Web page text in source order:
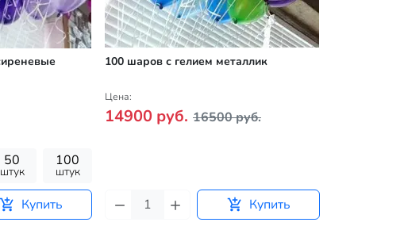
50
штук
100
штук
Купить
100 шаров с гелием металлик
Цена:
14900 руб. 16500 руб.
Купить